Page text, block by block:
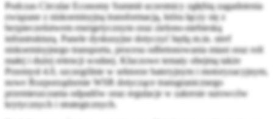
Podczas Circular Economy Summit uczestnicy zgłębią zagadnienia
związane z niskoemisyjną transformacją, która łączy się z
bezpieczeństwem energetycznym oraz zielono-niebieską
infrastrukturą. Panele dyskusyjne dotyczyć będą m.in. stref
niskoemisyjnego transportu, procesu odbetonowania miast oraz roli
małej i dużej retencji wodnej. Kluczowe tematy obejmą także
Przemysł 4.0, szczególnie w sektorze bateryjnym i motoryzacyjnym,
nowe Rozporządzenie WSR dotyczące transgranicznego
przemieszczania odpadów oraz regulacje w zakresie surowców
krytycznych i strategicznych.